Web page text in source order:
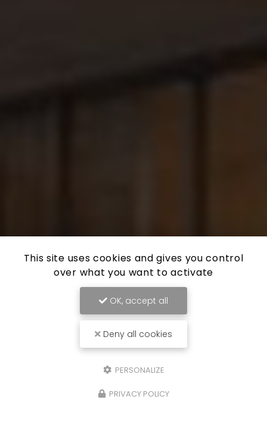
This site uses cookies and gives you control
over what you want to activate
OK, accept all
Deny all cookies
PERSONALIZE
PRIVACY POLICY